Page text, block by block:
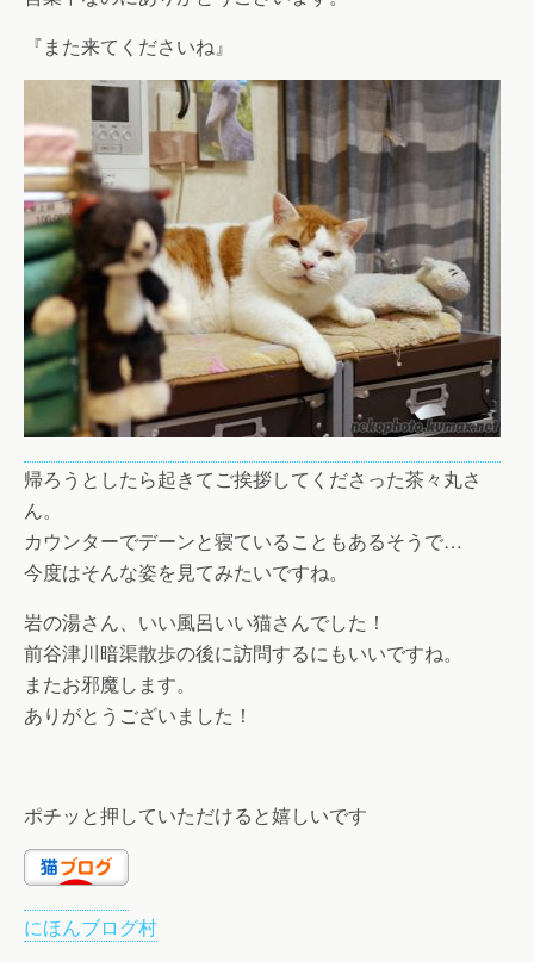
『また来てくださいね』
帰ろうとしたら起きてご挨拶してくださった茶々丸さ
ん。
カウンターでデーンと寝ていることもあるそうで…
今度はそんな姿を見てみたいですね。
岩の湯さん、いい風呂いい猫さんでした！
前谷津川暗渠散歩の後に訪問するにもいいですね。
またお邪魔します。
ありがとうございました！
ポチッと押していただけると嬉しいです
にほんブログ村